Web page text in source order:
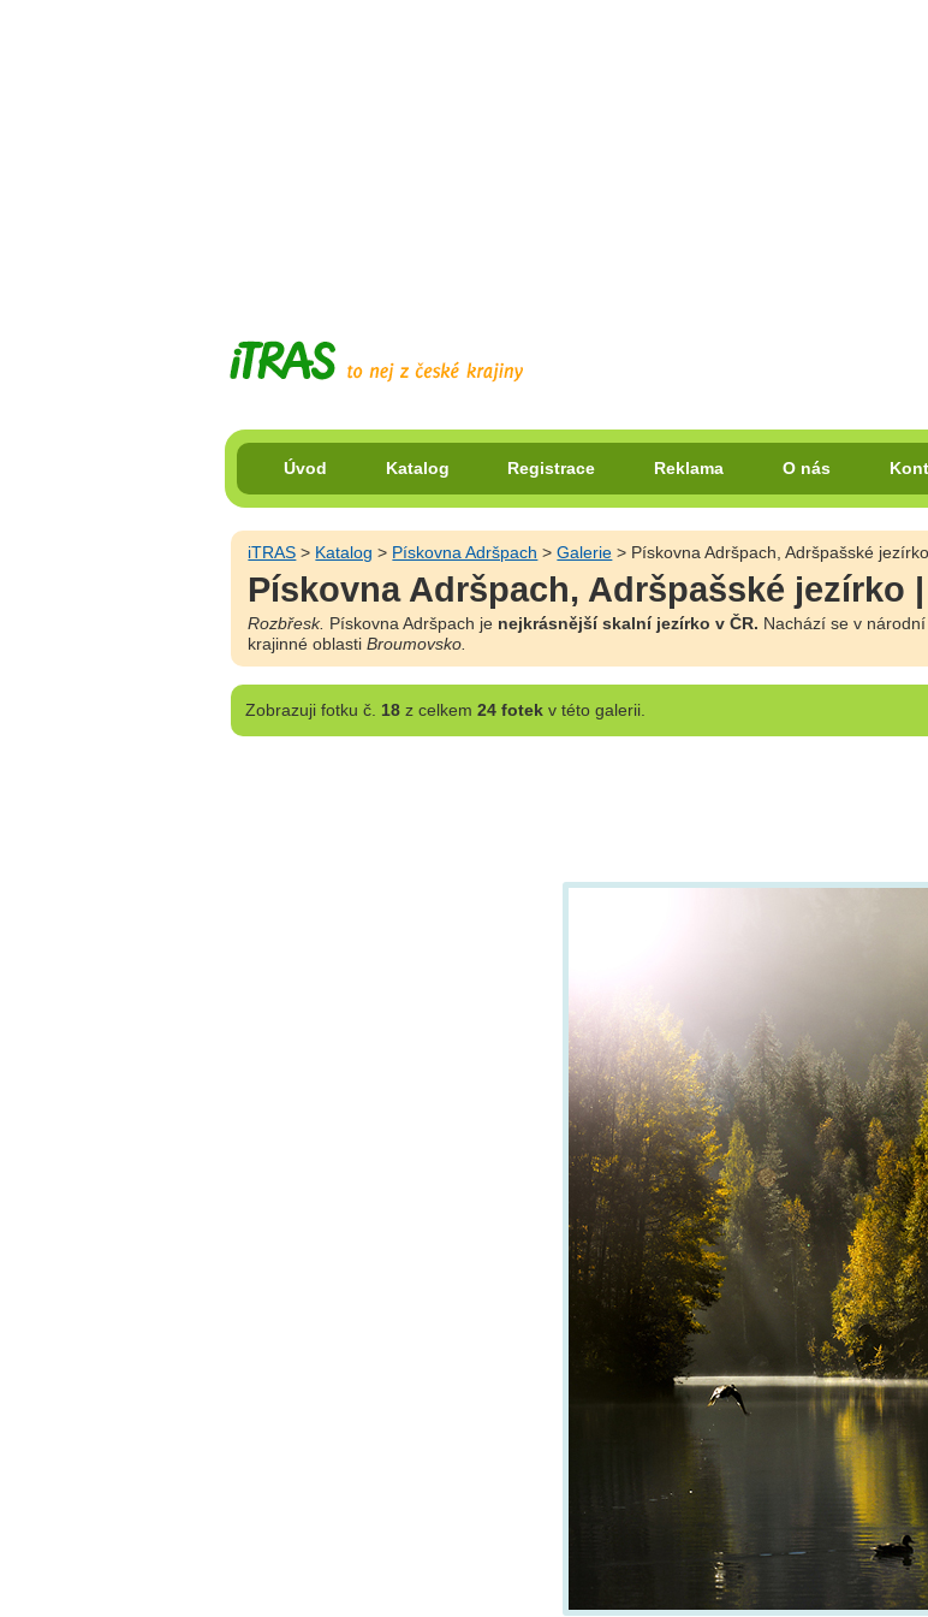
Úvod Katalog Registrace Reklama O nás
iTRAS > Katalog > Pískovna Adršpach >Galerie > Pískovna Adršpach, Adršpašské
Pískovna Adršpach, Adršpašské jezírko
Rozbřesk. Pískovna Adršpach je nejkrásnější skalní jezírko v ČR. Nachází se v
krajinné oblasti Broumovsko.
Zobrazujifotku č. 18z celkem 24 fotekv této galerii.